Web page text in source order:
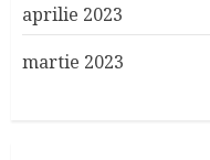
aprilie 2023
martie 2023